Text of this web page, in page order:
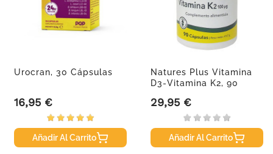
Urocran, 30 Cápsulas
Precio
16,95 €
Añadir Al Carrito
Natures Plus Vitamina
D3-Vitamina K2, 90
Precio
29,95 €
Añadir Al Carrito